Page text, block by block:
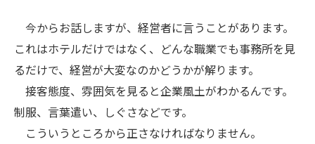
今からお話しますが、経営者に言うことがあります。
これはホテルだけではなく、どんな職業でも事務所を見
るだけで、経営が大変なのかどうかが解ります。
接客態度、雰囲気を見ると企業風土がわかるんです。
制服、言葉遣い、しぐさなどです。
こういうところから正さなければなりません。